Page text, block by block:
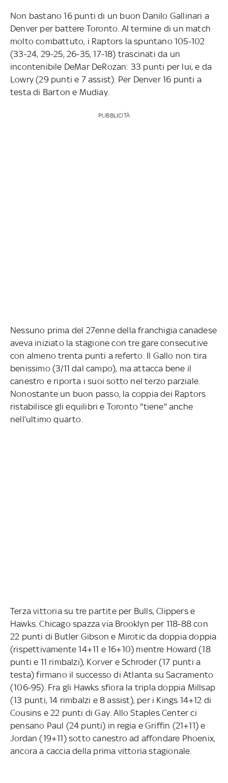
Non bastano 16 punti di un buon Danilo Gallinari a
Denver per battere Toronto. Al termine di un match
molto combattuto, i Raptors la spuntano 105-102
(33-24, 29-25, 26-35, 17-18) trascinati da un
incontenibile DeMar DeRozan: 33 punti per lui, e da
Lowry (29 punti e 7 assist). Per Denver 16 punti a
testa di Barton e Mudiay.
PUBBLICITÀ
Nessuno prima del 27enne della franchigia canadese
aveva iniziato la stagione con tre gare consecutive
con almeno trenta punti a referto. Il Gallo non tira
benissimo (3/11 dal campo), ma attacca bene il
canestro e riporta i suoi sotto nel terzo parziale.
Nonostante un buon passo, la coppia dei Raptors
ristabilisce gli equilibri e Toronto "tiene" anche
nell’ultimo quarto.
Terza vittoria su tre partite per Bulls, Clippers e
Hawks. Chicago spazza via Brooklyn per 118-88 con
22 punti di Butler Gibson e Mirotic da doppia doppia
(rispettivamente 14+11 e 16+10) mentre Howard (18
punti e 11 rimbalzi), Korver e Schroder (17 punti a
testa) firmano il successo di Atlanta su Sacramento
(106-95). Fra gli Hawks sfiora la tripla doppia Millsap
(13 punti, 14 rimbalzi e 8 assist), per i Kings 14+12 di
Cousins e 22 punti di Gay. Allo Staples Center ci
pensano Paul (24 punti) in regia e Griffin (21+11) e
Jordan (19+11) sotto canestro ad affondare Phoenix,
ancora a caccia della prima vittoria stagionale.